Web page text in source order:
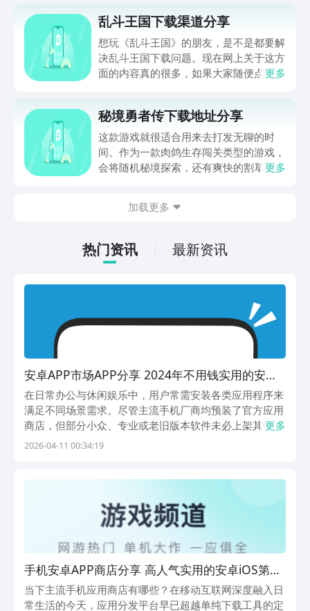
乱斗王国下载渠道分享
想玩《乱斗王国》的朋友，是不是都要解
决乱斗王国下载问题。现在网上关于这方
面的内容真的很多，如果大家随便点击陌
app进行下载会更加方便，九游是手游福
利最多的游戏平台，在这里不仅能够看到
游戏资源，还能及时查看后续的消息、活
动内容等相关信息。
更多
秘境勇者传下载地址分享
这款游戏就很适合用来去打发无聊的时
间。作为一款肉鸽生存闯关类型的游戏，
会将随机秘境探索，还有爽快的割草闯关
接就可以下载。游戏的上手门槛还是比较
打发无聊的时间，可玩性真的比较高。
更多
加载更多
热门资讯 最新资讯
安卓APP市场APP分享 2024年不用钱实用的安卓
应用商店下载工具
在日常办公与休闲娱乐中，用户常需安装各类应用程序来
满足不同场景需求。尽管主流手机厂商均预装了官方应用
商店，但部分小众、专业或老旧版本软件未必上架其中。
为提升软件获取效率，安装多个第三方应用市场成为实用
更多
2026-04-11 00:34:19
手机安卓APP商店分享 高人气实用的安卓iOS第三
方应用市场下载平台
当下主流手机应用商店有哪些？在移动互联网深度融入日
常生活的今天，应用分发平台早已超越单纯下载工具的定